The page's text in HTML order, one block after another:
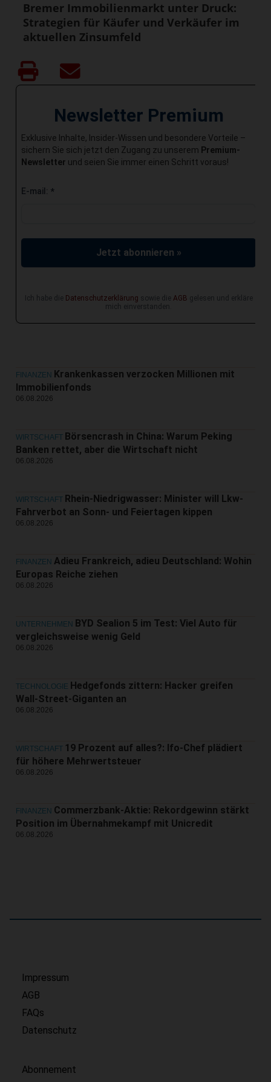
Bremer Immobilienmarkt unter Druck:
Strategien für Käufer und Verkäufer im
aktuellen Zinsumfeld
Newsletter Premium
Exklusive Inhalte, Insider-Wissen und besondere Vorteile –
sichern Sie sich jetzt den Zugang zu unserem Premium-
Newsletter und seien Sie immer einen Schritt voraus!
E-mail: *
Jetzt abonnieren »
Ich habe die Datenschutzerklärung sowie die AGB gelesen und erkläre
mich einverstanden.
FINANZEN
Krankenkassen verzocken Millionen mit
Immobilienfonds
06.08.2026
WIRTSCHAFT Börsencrash in China: Warum Peking
Banken rettet, aber die Wirtschaft nicht
06.08.2026
WIRTSCHAFT Rhein-Niedrigwasser: Minister will Lkw-
Fahrverbot an Sonn- und Feiertagen kippen
06.08.2026
FINANZEN Adieu Frankreich, adieu Deutschland: Wohin
Europas Reiche ziehen
06.08.2026
UNTERNEHMEN
BYD Sealion 5 im Test: Viel Auto für
vergleichsweise wenig Geld
06.08.2026
TECHNOLOGIE Hedgefonds zittern: Hacker greifen
Wall-Street-Giganten an
06.08.2026
WIRTSCHAFT 19 Prozent auf alles?: Ifo-Chef plädiert
für höhere Mehrwertsteuer
06.08.2026
FINANZEN Commerzbank-Aktie: Rekordgewinn stärkt
Position im Übernahmekampf mit Unicredit
06.08.2026
Impressum
AGB
FAQs
Datenschutz
Abonnement